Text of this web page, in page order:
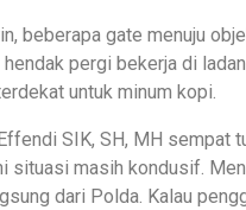
beberapa gate menuju
pergi bekerja di
untuk minum kopi.
SIK, SH, MH sempat
situasi masih kondusif.
dari Polda. Kalau